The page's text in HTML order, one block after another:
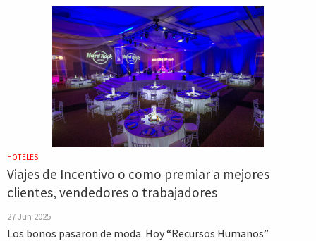
HOTELES
Viajes de Incentivo o como premiar a mejores
clientes, vendedores o trabajadores
27 Jun 2025
Los bonos pasaron de moda. Hoy “Recursos Humanos”